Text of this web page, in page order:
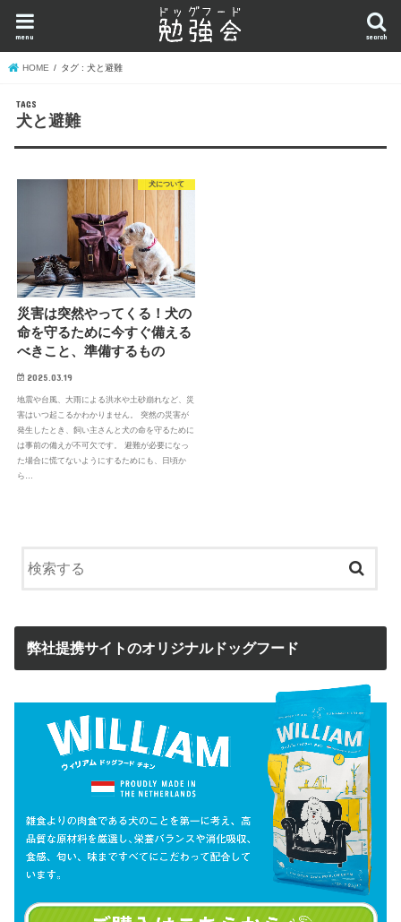
search
menu
HOME タグ : 犬と避難
犬と避難
犬について
災害は突然やってくる！犬の
命を守るために今すぐ備える
べきこと、準備するもの
2025.03.19
地震や台風、大雨による洪水や土砂崩れなど、災
害はいつ起こるかわかりません。 突然の災害が
発生したとき、飼い主さんと犬の命を守るために
は事前の備えが不可欠です。 避難が必要になっ
た場合に慌てないようにするためにも、日頃か
ら…
弊社提携サイトのオリジナルドッグフード